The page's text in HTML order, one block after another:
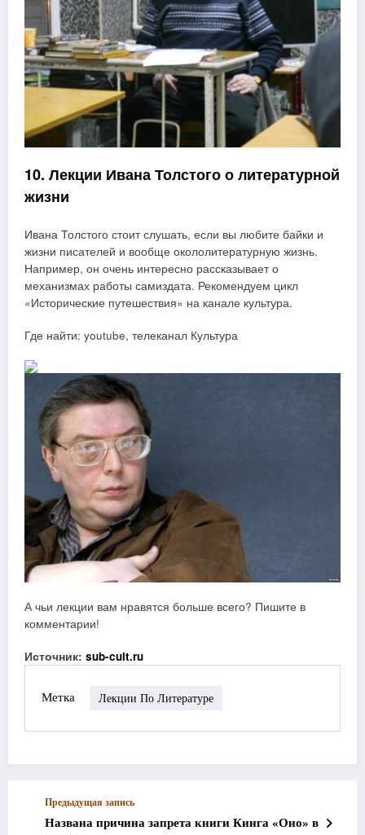
10. Лекции Ивана Толстого о литературной
жизни
Ивана Толстого стоит слушать, если вы любите байки и
жизни писателей и вообще окололитературную жизнь.
Например, он очень интересно рассказывает о
механизмах работы самиздата. Рекомендуем цикл
«Исторические путешествия» на канале культура.
Где найти: youtube, телеканал Культура
А чьи лекции вам нравятся больше всего? Пишите в
комментарии!
Источник: sub-cult.ru
Метка Лекции По Литературе
Предыдущая запись
Названа причина запрета книги Кинга «Оно» в